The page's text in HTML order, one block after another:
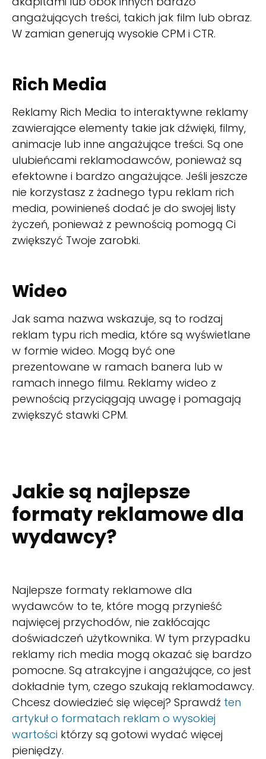
angażujących treści, takich jak film lub obraz.
W zamian generują wysokie CPM i CTR.
Rich Media
Reklamy Rich Media to interaktywne reklamy
zawierające elementy takie jak dźwięki, filmy,
animacje lub inne angażujące treści. Są one
ulubieńcami reklamodawców, ponieważ są
efektowne i bardzo angażujące. Jeśli jeszcze
nie korzystasz z żadnego typu reklam rich
media, powinieneś dodać je do swojej listy
życzeń, ponieważ z pewnością pomogą Ci
zwiększyć Twoje zarobki.
Wideo
Jak sama nazwa wskazuje, są to rodzaj
reklam typu rich media, które są wyświetlane
w formie wideo. Mogą być one
prezentowane w ramach banera lub w
ramach innego filmu. Reklamy wideo z
pewnością przyciągają uwagę i pomagają
zwiększyć stawki CPM.
Jakie są najlepsze
formaty reklamowe dla
wydawcy?
Najlepsze formaty reklamowe dla
wydawców to te, które mogą przynieść
najwięcej przychodów, nie zakłócając
doświadczeń użytkownika. W tym przypadku
reklamy rich media mogą okazać się bardzo
pomocne. Są atrakcyjne i angażujące, co jest
dokładnie tym, czego szukają reklamodawcy.
Chcesz dowiedzieć się więcej? Sprawdź ten
artykuł o formatach reklam o wysokiej
wartości którzy są gotowi wydać więcej
pieniędzy.